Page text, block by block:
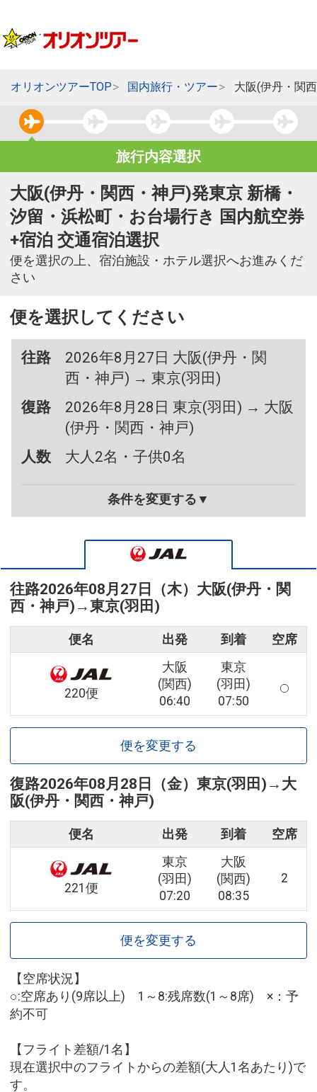
オリオンツアーTOP 国内旅行・ツアー 大阪(伊丹・関
旅行内容選択
大阪(伊丹・関西・神戸)発東京 新橋・
汐留・浜松町・お台場行き 国内航空券
+宿泊 交通宿泊選択
便を選択の上、宿泊施設・ホテル選択へお進みくだ
さい
便を選択してください
往路
2026年8月27日 大阪(伊丹・関
西・神戸) → 東京(羽田)
復路
2026年8月28日 東京(羽田) → 大阪
(伊丹・関西・神戸)
人数
大人2名・子供0名
条件を変更する▼
往路2026年08月27日（木） 大阪(伊丹・関
西・神戸) →東京(羽田)
便名 出発 到着 空席
220便
大阪
(関西)
06:40
東京
(羽田)
07:50
便を変更する
復路2026年08月28日（金） 東京(羽田) → 大
阪(伊丹・関西・神戸)
便名 出発 到着 空席
221便
東京
(羽田)
07:20
大阪
(関西)
08:35
2
便を変更する
【空席状況】
○:空席あり(9席以上) 1～8:残席数(1～8席) ×：予
約不可
【フライト差額/1名】
現在選択中のフライトからの差額(大人1名あたり)で
す。